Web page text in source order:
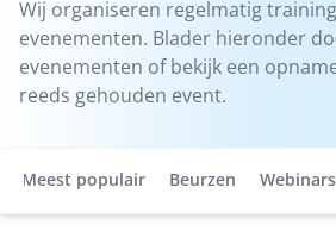
Wij organiseren regelmatig
evenementen. Blader hieronder
evenementen of bekijk een
reeds gehouden event.
Meest populair Beurzen Webinars